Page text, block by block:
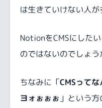
は生きていけない人が
NotionをCMSにした
のではないのでしょう
ちなみに「CMSって
ヨォぉぉぉ 」という